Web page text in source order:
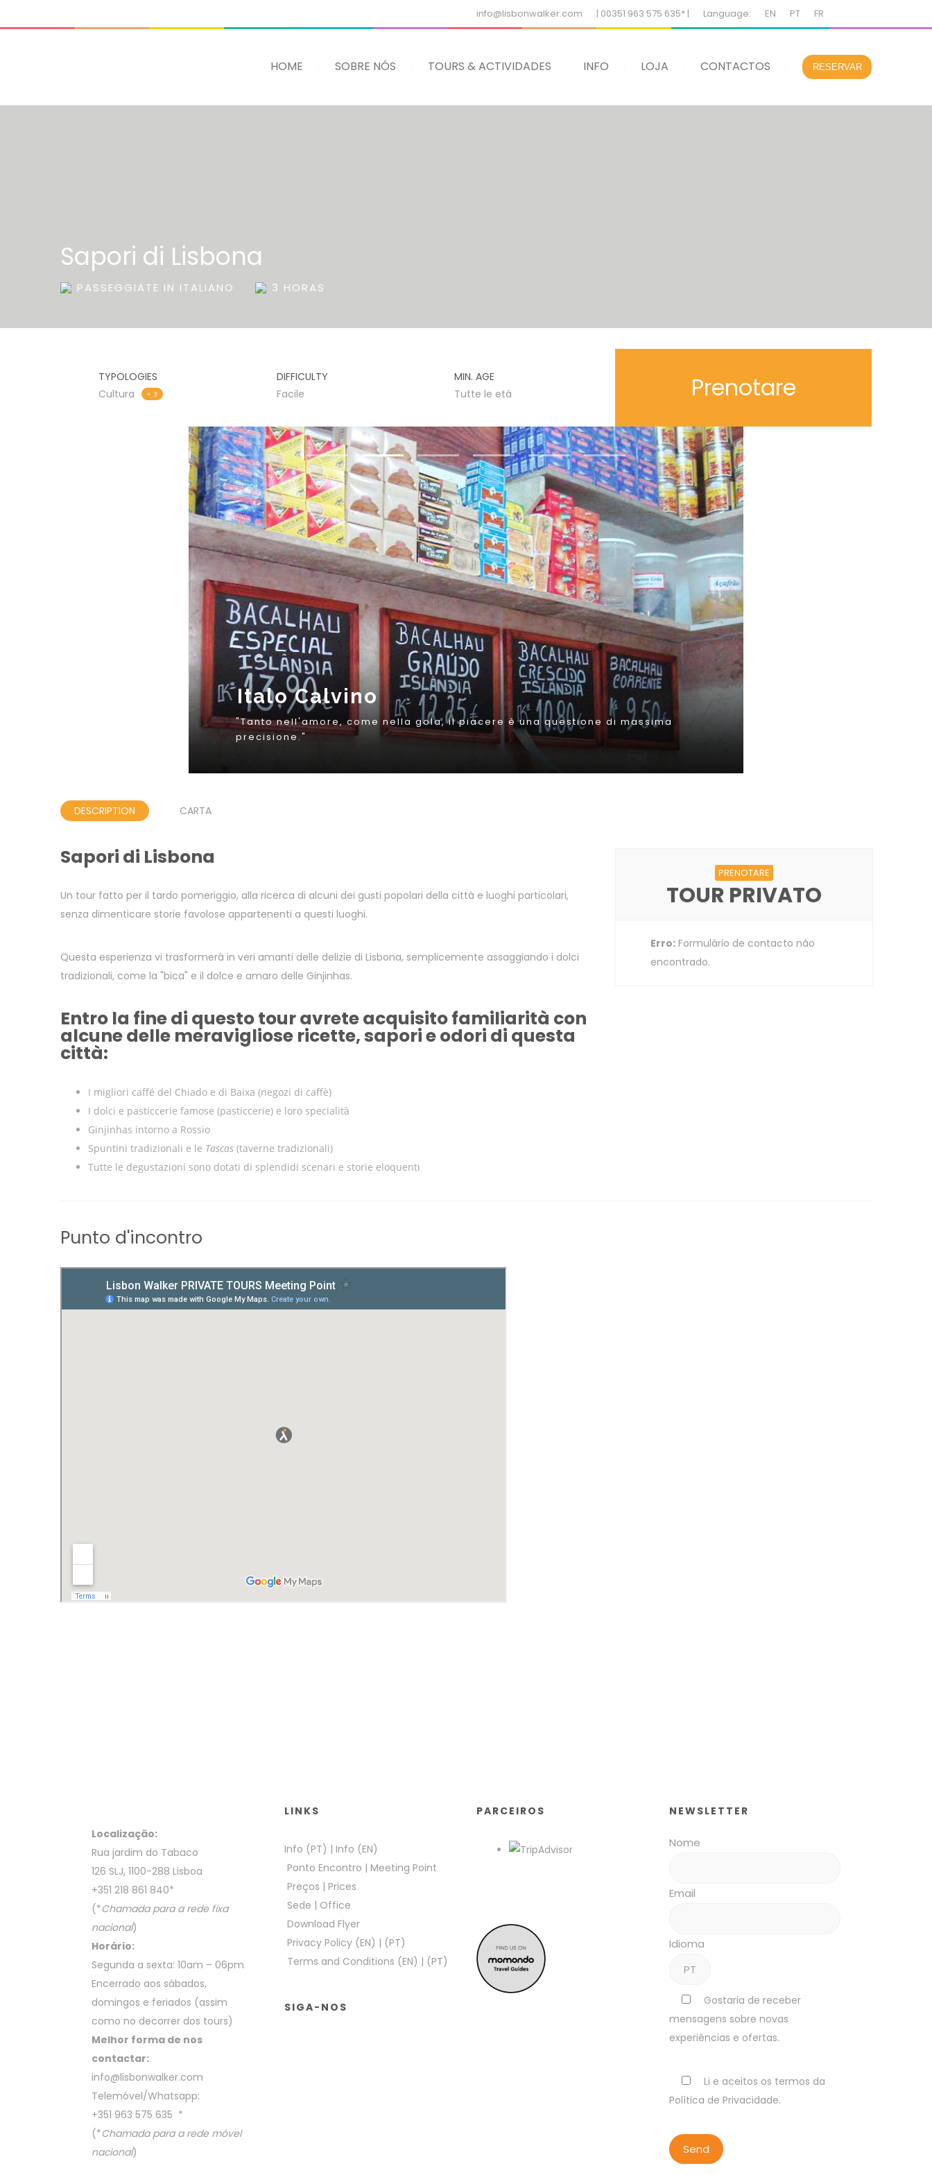
info@lisbonwalker.com | 00351 963 575 635* | Language: EN PT FR
HOME SOBRE NÓS TOURS & ACTIVIDADES INFO LOJA CONTACTOS RESERVAR
Sapori di Lisbona
PASSEGGIATE IN ITALIANO 3 HORAS
TYPOLOGIES
Cultura
+ 3
DIFFICULTY
Facile
MIN. AGE
Tutte le etá
Prenotare
DESCRIPTION CARTA
Sapori di Lisbona
Un tour fatto per il tardo pomeriggio, alla ricerca di alcuni dei gusti popolari della città e luoghi particolari,
senza dimenticare storie favolose appartenenti a questi luoghi.
Questa esperienza vi trasformerà in veri amanti delle delizie di Lisbona, semplicemente assaggiando i dolci
tradizionali, come la "bica" e il dolce e amaro delle Ginjinhas.
Entro la fine di questo tour avrete acquisito familiarità con
alcune delle meravigliose ricette, sapori e odori di questa
città:
I migliori caffé del Chiado e di Baixa (negozi di caffè)
I dolci e pasticcerie famose (pasticcerie) e loro specialità
Ginjinhas intorno a Rossio
Spuntini tradizionali e le Tascas (taverne tradizionali)
Tutte le degustazioni sono dotati di splendidi scenari e storie eloquenti
PRENOTARE
TOUR PRIVATO
Erro: Formulário de contacto não
encontrado.
Punto d'incontro
Localização:
Rua jardim do Tabaco
126 SLJ, 1100-288 Lisboa
+351 218 861 840*
(*Chamada para a rede fixa
nacional)
Horário:
Segunda a sexta: 10am – 06pm
Encerrado aos sábados,
domingos e feriados (assim
como no decorrer dos tours)
Melhor forma de nos
contactar:
info@lisbonwalker.com
Telemóvel/Whatsapp:
+351 963 575 635 *
(*Chamada para a rede móvel
nacional)
LINKS
Info (PT) | Info (EN)
Ponto Encontro | Meeting Point
Preços | Prices
Sede | Office
Download Flyer
Privacy Policy (EN) | (PT)
Terms and Conditions (EN) | (PT)
SIGA-NOS
PARCEIROS NEWSLETTER
Nome
Email
Idioma
Gostaria de receber
mensagens sobre novas
experiências e ofertas.
Li e aceitos os termos da
Política de Privacidade.